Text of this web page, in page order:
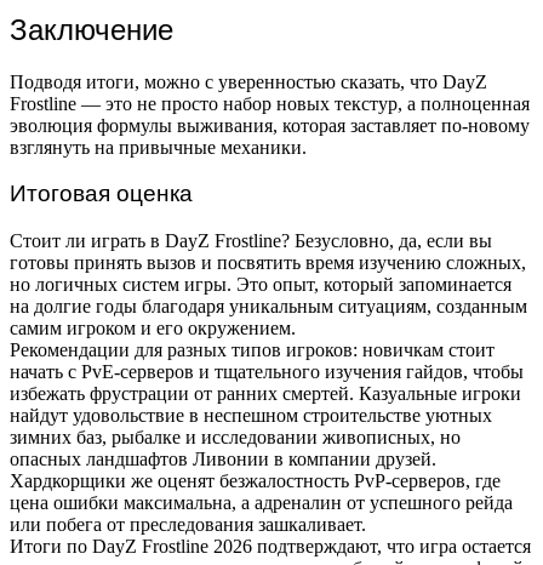
Заключение
Подводя итоги, можно с уверенностью сказать, что DayZ
Frostline — это не просто набор новых текстур, а полноценная
эволюция формулы выживания, которая заставляет по-новому
взглянуть на привычные механики.
Итоговая оценка
Стоит ли играть в DayZ Frostline? Безусловно, да, если вы
готовы принять вызов и посвятить время изучению сложных,
но логичных систем игры. Это опыт, который запоминается
на долгие годы благодаря уникальным ситуациям, созданным
самим игроком и его окружением.
Рекомендации для разных типов игроков: новичкам стоит
начать с PvE-серверов и тщательного изучения гайдов, чтобы
избежать фрустрации от ранних смертей. Казуальные игроки
найдут удовольствие в неспешном строительстве уютных
зимних баз, рыбалке и исследовании живописных, но
опасных ландшафтов Ливонии в компании друзей.
Хардкорщики же оценят безжалостность PvP-серверов, где
цена ошибки максимальна, а адреналин от успешного рейда
или побега от преследования зашкаливает.
Итоги по DayZ Frostline 2026 подтверждают, что игра остается